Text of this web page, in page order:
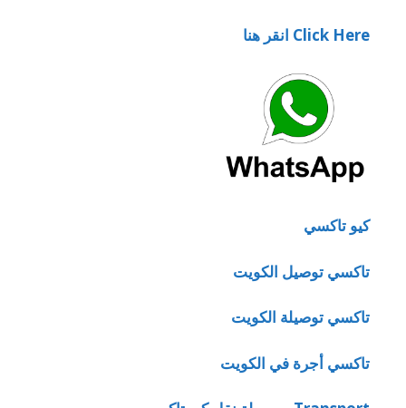
Click Here انقر هنا
كيو تاكسي
تاكسي توصيل الكويت
تاكسي توصيلة الكويت
تاكسي أجرة في الكويت